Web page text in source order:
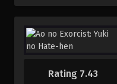
Rating 7.43